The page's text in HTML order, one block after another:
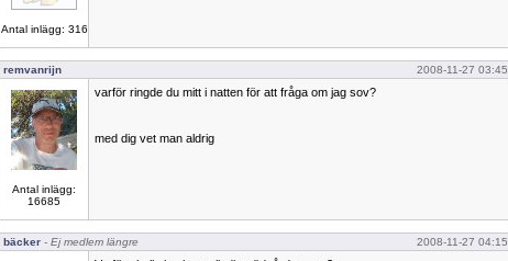
Antal inlägg: 316
remvanrijn 2008-11-27 03:45
Antal inlägg:
16685
varför ringde du mitt i natten för att fråga om jag sov?
med dig vet man aldrig
bäcker - Ej medlem längre 2008-11-27 04:15